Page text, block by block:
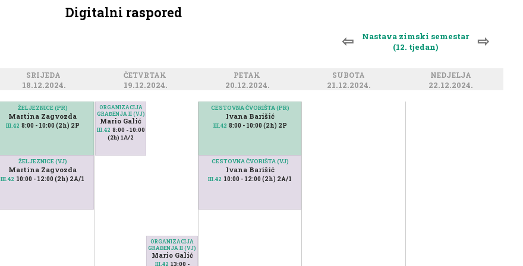
Digitalni raspored
⇦
Nastava zimski semestar
(12. tjedan)
⇨
SRIJEDA
18.12.2024.
ČETVRTAK
19.12.2024.
PETAK
20.12.2024.
SUBOTA
21.12.2024.
NEDJELJA
22.12.2024.
ŽELJEZNICE (PR)
Martina Zagvozda
III.42 8:00 - 10:00 (2h) 2P
ŽELJEZNICE (VJ)
Martina Zagvozda
III.42 10:00 - 12:00 (2h) 2A/1
ORGANIZACIJA
GRAĐENJA II (VJ)
Mario Galić
III.42 8:00 - 10:00
(2h) 1A/2
ORGANIZACIJA
GRAĐENJA II (VJ)
Mario Galić
III.42 13:00 -
CESTOVNA ČVORIŠTA (PR)
Ivana Barišić
III.42 8:00 - 10:00 (2h) 2P
CESTOVNA ČVORIŠTA (VJ)
Ivana Barišić
III.42 10:00 - 12:00 (2h) 2A/1